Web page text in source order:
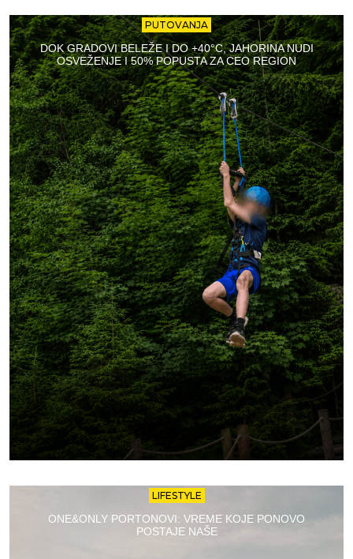
PUTOVANJA
DOK GRADOVI BELEŽE I DO +40°C, JAHORINA NUDI
OSVEŽENJE I 50% POPUSTA ZA CEO REGION
LIFESTYLE
ONE&ONLY PORTONOVI: VREME KOJE PONOVO
POSTAJE NAŠE